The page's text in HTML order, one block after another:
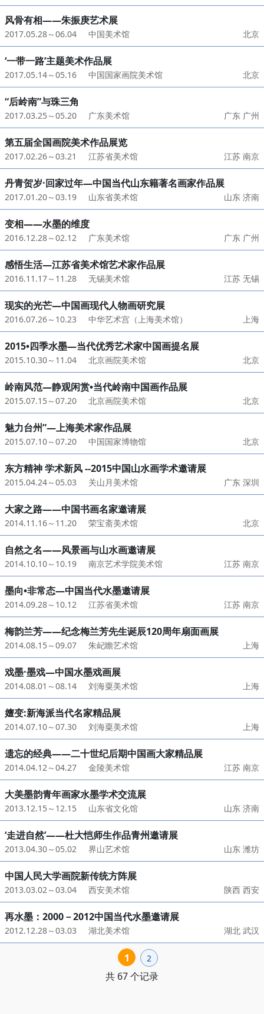
风骨有相——朱振庚艺术展
北京
2017.05.28～06.04 中国美术馆
‘一带一路’主题美术作品展
北京
2017.05.14～05.16 中国国家画院美术馆
“后岭南”与珠三角
广东 广州
2017.03.25～05.20 广东美术馆
第五届全国画院美术作品展览
江苏 南京
2017.02.26～03.21 江苏省美术馆
丹青贺岁·回家过年—中国当代山东籍著名画家作品展
山东 济南
2017.01.20～03.19 山东省美术馆
变相——水墨的维度
广东 广州
2016.12.28～02.12 广东美术馆
感悟生活—江苏省美术馆艺术家作品展
江苏 无锡
2016.11.17～11.28 无锡美术馆
现实的光芒—中国画现代人物画研究展
上海
2016.07.26～10.23 中华艺术宫（上海美术馆）
2015•四季水墨—当代优秀艺术家中国画提名展
北京
2015.10.30～11.04 北京画院美术馆
岭南风范—静观闲赏•当代岭南中国画作品展
北京
2015.07.15～07.20 北京画院美术馆
魅力台州”—上海美术家作品展
北京
2015.07.10～07.20 中国国家博物馆
东方精神 学术新风 --2015中国山水画学术邀请展
广东 深圳
2015.04.24～05.03 关山月美术馆
大家之路——中国书画名家邀请展
北京
2014.11.16～11.20 荣宝斋美术馆
自然之名——风景画与山水画邀请展
江苏 南京
2014.10.10～10.19 南京艺术学院美术馆
墨向•非常态—中国当代水墨邀请展
江苏 南京
2014.09.28～10.12 江苏省美术馆
梅韵兰芳——纪念梅兰芳先生诞辰120周年扇面画展
上海
2014.08.15～09.07 朱屺瞻艺术馆
戏墨·墨戏—中国水墨戏画展
上海
2014.08.01～08.14 刘海粟美术馆
嬗变:新海派当代名家精品展
上海
2014.07.10～07.30 刘海粟美术馆
遗忘的经典——二十世纪后期中国画大家精品展
江苏 南京
2014.04.12～04.27 金陵美术馆
大美墨韵青年画家水墨学术交流展
山东 济南
2013.12.15～12.15 山东省文化馆
‘走进自然’——杜大恺师生作品青州邀请展
山东 潍坊
2013.04.30～05.02 界山艺术馆
中国人民大学画院新传统方阵展
陕西 西安
2013.03.02～03.04 西安美术馆
再水墨：2000－2012中国当代水墨邀请展
湖北 武汉
2012.12.28～03.03 湖北美术馆
1 2
共 67 个记录